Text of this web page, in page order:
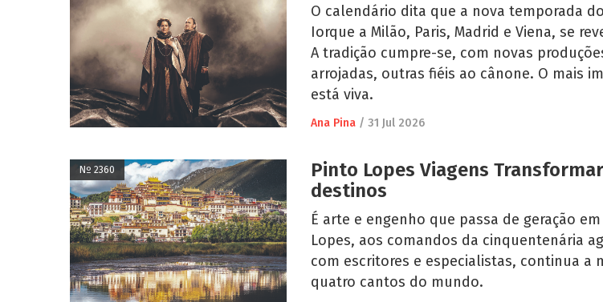
O calendário dita que a nova temporada
Iorque a Milão, Paris, Madrid e Viena, se
A tradição cumpre-se, com novas
arrojadas, outras fiéis ao cânone. O mais
está viva.
Ana Pina / 31 Jul 2026
Nº 2360
Pinto Lopes Viagens
destinos
É arte e engenho que passa de geração
Lopes, aos comandos da cinquentenária
com escritores e especialistas, continua a
quatro cantos do mundo.